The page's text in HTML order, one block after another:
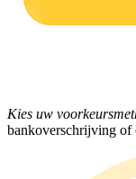
Verdien
Kies uw
bankoverschrijving of